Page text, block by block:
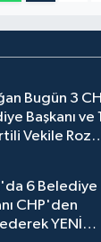
Bugün 3
Başkanı ve 1
Vekile
6 Belediye
CHP'den
YENİ